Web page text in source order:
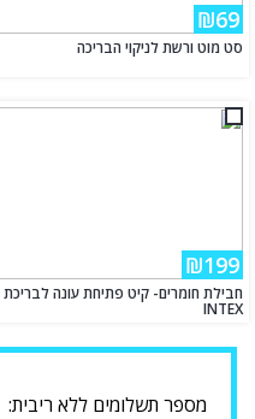
₪69
סט מוט ורשת לניקוי הבריכה
₪199
חבילת חומרים- קיט פתיחת עונה לבריכת
INTEX
מספר תשלומים ללא ריבית: